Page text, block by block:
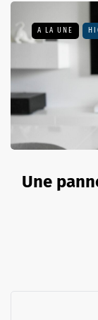
A LA UNE
Une